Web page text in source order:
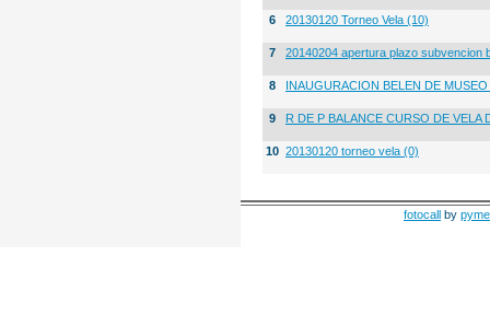
6 20130120 Torneo Vela (10)
7 20140204 apertura plazo subvencion
8 INAUGURACION BELEN DE
9 R DE P BALANCE CURSO DE VELA
10 20130120 torneo vela (0)
fotocall by